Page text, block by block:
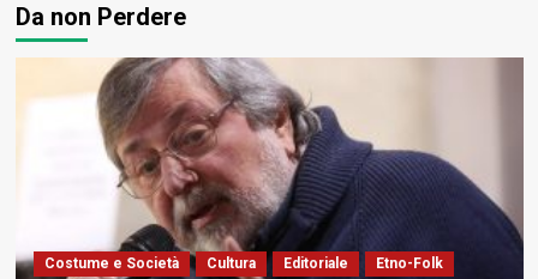
Da non Perdere
Costume e Società Cultura Editoriale
Etno-Folk